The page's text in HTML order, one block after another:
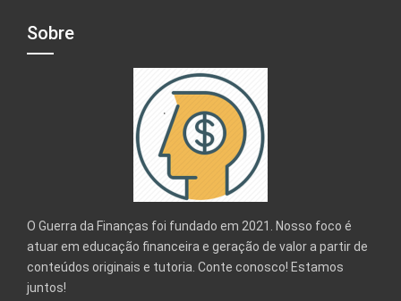
Sobre
O Guerra da Finanças foi fundado em 2021. Nosso foco é
atuar em educação financeira e geração de valor a partir de
conteúdos originais e tutoria. Conte conosco! Estamos
juntos!